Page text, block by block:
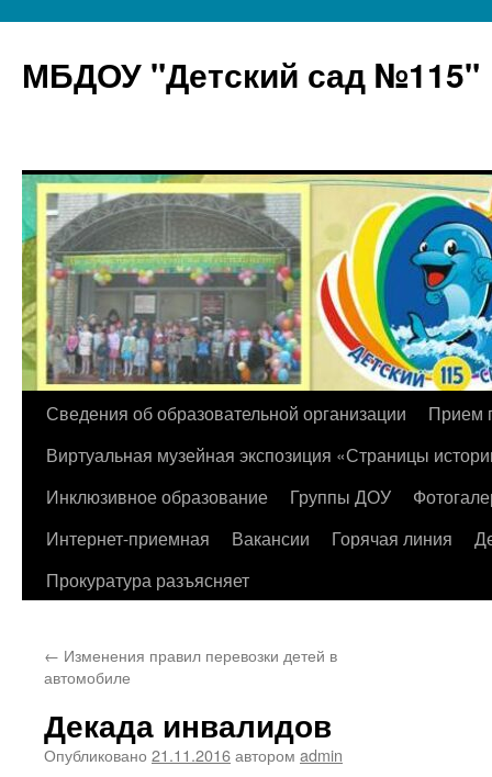
МБДОУ "Детский сад №115"
Перейти
содержимому
Сведения об образовательной организации
Прием
Виртуальная музейная экспозиция «Страницы
Инклюзивное образование
Группы ДОУ
Интернет-приемная
Вакансии Горячая линия
Прокуратура разъясняет
← Изменения правил перевозки детей в
автомобиле
Декада инвалидов
Опубликовано 21.11.2016автором admin